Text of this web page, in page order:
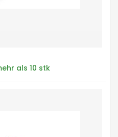
als 10 stk